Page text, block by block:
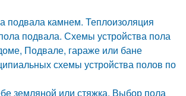
подвала камнем. Теплоизоляция
подвала. Схемы устройства пола
Подвале, гараже или бане
схемы устройства полов по
земляной или стяжка. Выбор пола